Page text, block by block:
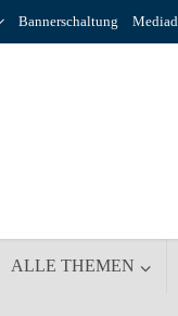
Bannerschaltung
ALLE THEMEN